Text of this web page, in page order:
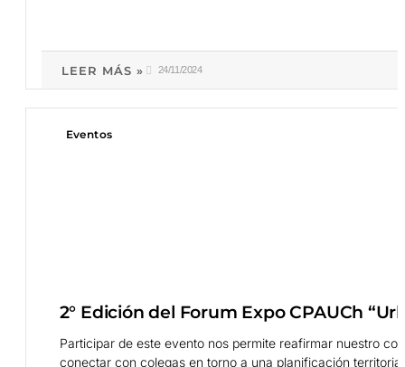
LEER MÁS » 24/11/2024
Eventos
2° Edición del Forum Expo CPAUCh
Participar de este evento nos permite reafirmar nuestro
conectar con colegas en torno a una planificación